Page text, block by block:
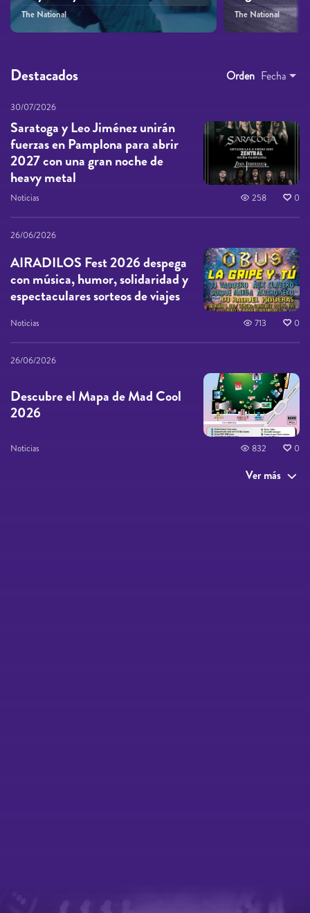
The National The National
Destacados Orden Fecha
30/07/2026
Saratoga y Leo Jiménez unirán
fuerzas en Pamplona para abrir
2027 con una gran noche de
heavy metal
Noticias 258 0
26/06/2026
AIRADILOS Fest 2026 despega
con música, humor, solidaridad y
espectaculares sorteos de viajes
Noticias 713 0
26/06/2026
Descubre el Mapa de Mad Cool
2026
Noticias 832 0
Ver más